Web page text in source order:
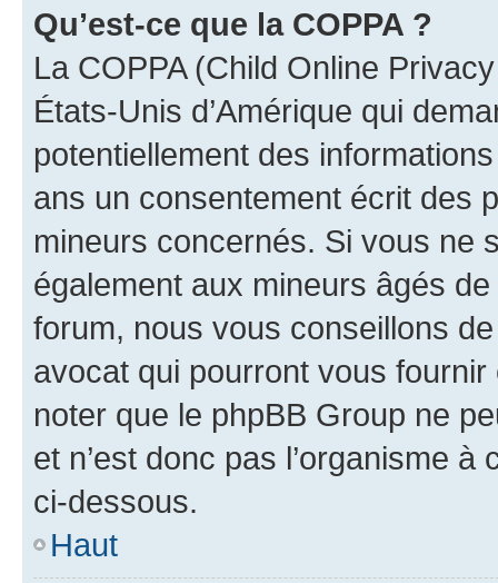
Qu’est-ce que la COPPA ?
La COPPA (Child Online
États-Unis d’Amérique qui
potentiellement des
ans un consentement écrit des
mineurs concernés. Si vous ne
également aux mineurs âgés
forum, nous vous conseillons
avocat qui pourront vous
noter que le phpBB Group ne
et n’est donc pas l’organisme
ci-dessous.
Haut